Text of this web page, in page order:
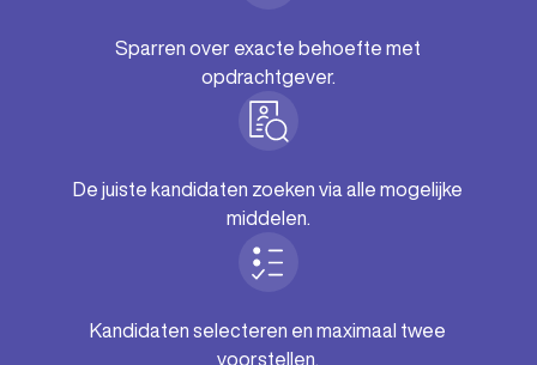
Sparren over exacte behoefte met
opdrachtgever.
De juiste kandidaten zoeken via alle mogelijke
middelen.
Kandidaten selecteren en maximaal twee
voorstellen.